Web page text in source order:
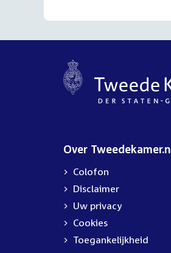
Over
Colofon
Disclaimer
Uw privacy
Cookies
Toegankelijkheid